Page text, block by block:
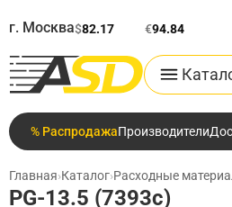
г. Москва$82.17 €94.84
% РаспродажаПроизводители
Главная›Каталог›Расходные
PG-13.5 (7393c)